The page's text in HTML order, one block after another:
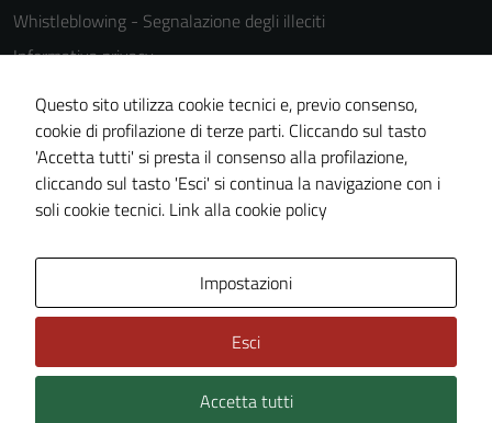
Whistleblowing - Segnalazione degli illeciti
Informativa privacy
Note legali
Dichiarazione di accessibilità
Piano di miglioramento del sito
Technical Design s.r.l.
Questo sito utilizza cookie tecnici e, previo consenso,
cookie di profilazione di terze parti. Cliccando sul tasto
'Accetta tutti' si presta il consenso alla profilazione,
cliccando sul tasto 'Esci' si continua la navigazione con i
soli cookie tecnici. Link alla cookie policy
Impostazioni
Esci
Accetta tutti